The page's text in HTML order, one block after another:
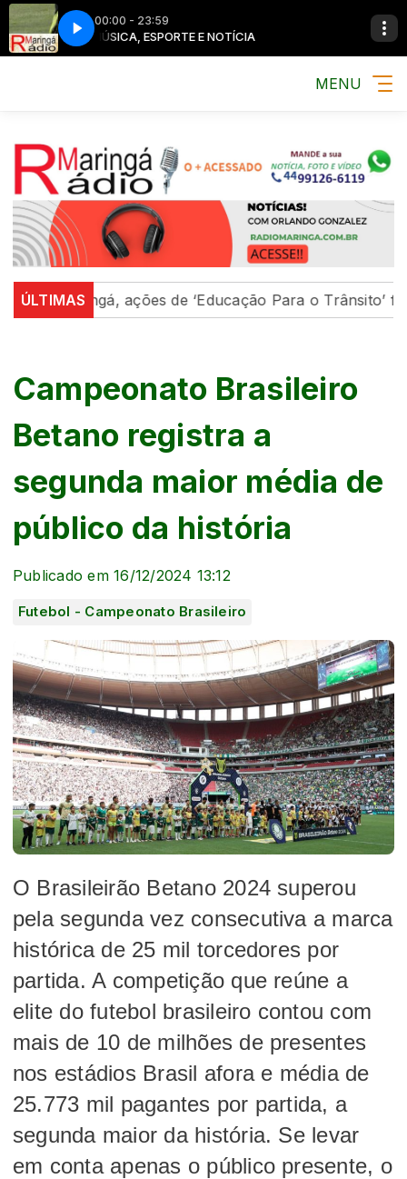
00:00 - 23:59
MÚSICA, ESPORTE E NOTÍCIA MÚSICA, ESPORTE
MENU
ÚLTIMASações de ‘Educação Para o Trânsito’
Campeonato Brasileiro
Betano registra a
segunda maior média de
público da história
Publicado em 16/12/2024 13:12
Futebol - Campeonato Brasileiro
O Brasileirão Betano 2024 superou
pela segunda vez consecutiva a marca
histórica de 25 mil torcedores por
partida. A competição que reúne a
elite do futebol brasileiro contou com
mais de 10 de milhões de presentes
nos estádios Brasil afora e média de
25.773 mil pagantes por partida, a
segunda maior da história. Se levar
em conta apenas o público presente, o